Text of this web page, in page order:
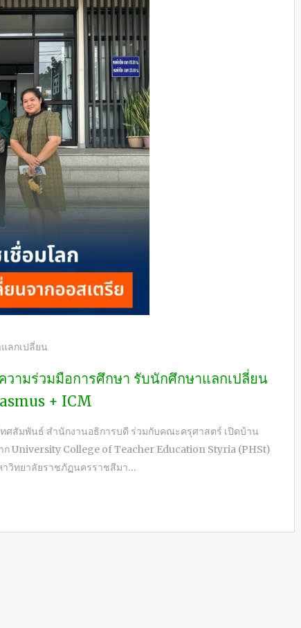
ลกเปลี่ยน
วามร่วมมือการศึกษา รับนักศึกษาแลกเปลี่ยน
+ ICM
สัมพันธ์ สำนักงานอธิการบดี ร่วมกับคณะครุศาสตร์ เปิดบ้าน
ก University College of Teacher Education Styria (PHSt)
าวิทยาลัยราชภัฏนครราชสีมา…